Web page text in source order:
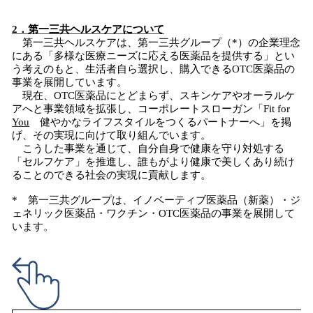
2．第一三共ヘルスケアについて
第一三共ヘルスケアは、第一三共グループ（*）の企業理念
にある「多様な医療ニーズに応える医薬品を提供する」とい
う考えのもと、生活者自ら選択し、購入できるOTC医薬品の
事業を展開しています。
現在、OTC医薬品にとどまらず、スキンケアやオーラルケ
アへと事業領域を拡張し、コーポレートスローガン「Fit for
You 健やかなライフスタイルをつくるパートナーへ」を掲
げ、その実現に向けて取り組んでいます。
こうした事業を通じて、自分自身で健康を守り対処する
「セルフケア」を推進し、誰もがより健康で美しくあり続け
ることのできる社会の実現に貢献します。
* 第一三共グループは、イノベーティブ医薬品（新薬）・ジ
ェネリック医薬品・ワクチン・OTC医薬品の事業を展開して
います。